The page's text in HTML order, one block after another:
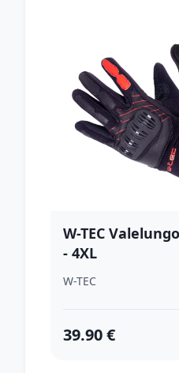
W-TEC
- 4XL
W-TEC
39.90 €